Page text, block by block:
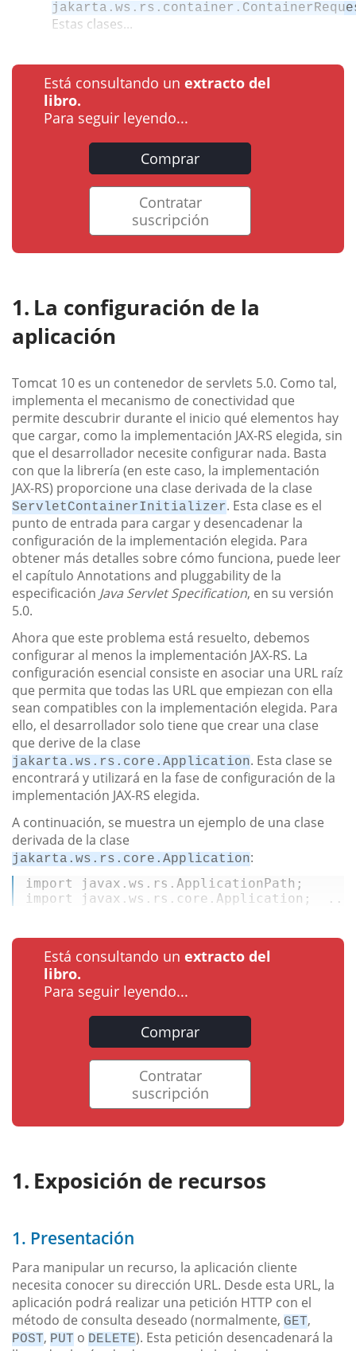
Estas clases...
Está consultando un extracto del
libro.
Para seguir leyendo...
Comprar
Contratar
suscripción
La configuración de la
aplicación
Tomcat 10 es un contenedor de servlets 5.0. Como tal,
implementa el mecanismo de conectividad que
permite descubrir durante el inicio qué elementos hay
que cargar, como la implementación JAX-RS elegida, sin
que el desarrollador necesite configurar nada. Basta
con que la librería (en este caso, la implementación
JAX-RS) proporcione una clase derivada de la clase
ServletContainerInitializer. Esta clase es el
punto de entrada para cargar y desencadenar la
configuración de la implementación elegida. Para
obtener más detalles sobre cómo funciona, puede leer
el capítulo Annotations and pluggability de la
especificación Java Servlet Specification, en su versión
5.0.
Ahora que este problema está resuelto, debemos
configurar al menos la implementación JAX-RS. La
configuración esencial consiste en asociar una URL raíz
que permita que todas las URL que empiezan con ella
sean compatibles con la implementación elegida. Para
ello, el desarrollador solo tiene que crear una clase
que derive de la clase
jakarta.ws.rs.core.Application. Esta clase se
encontrará y utilizará en la fase de configuración de la
implementación JAX-RS elegida.
A continuación, se muestra un ejemplo de una clase
derivada de la clase
jakarta.ws.rs.core.Application:
import
import
javax.ws.rs.core.Application;  ...
Está consultando un extracto del
libro.
Para seguir leyendo...
Comprar
Contratar
suscripción
Exposición de recursos
1. Presentación
Para manipular un recurso, la aplicación cliente
necesita conocer su dirección URL. Desde esta URL, la
aplicación podrá realizar una petición HTTP con el
método de consulta deseado (normalmente, GET,
POST, PUT o DELETE). Esta petición desencadenará la